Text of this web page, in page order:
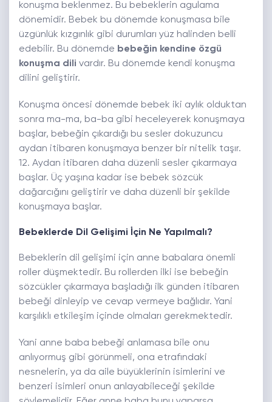
konuşma beklenmez. Bu bebeklerin agulama
dönemidir. Bebek bu dönemde konuşmasa bile
üzgünlük kızgınlık gibi durumları yüz halinden belli
edebilir. Bu dönemde bebeğin kendine özgü
konuşma dili vardır. Bu dönemde kendi konuşma
dilini geliştirir.
Konuşma öncesi dönemde bebek iki aylık olduktan
sonra ma-ma, ba-ba gibi heceleyerek konuşmaya
başlar, bebeğin çıkardığı bu sesler dokuzuncu
aydan itibaren konuşmaya benzer bir nitelik taşır.
12. Aydan itibaren daha düzenli sesler çıkarmaya
başlar. Üç yaşına kadar ise bebek sözcük
dağarcığını geliştirir ve daha düzenli bir şekilde
konuşmaya başlar.
Bebeklerde Dil Gelişimi İçin Ne Yapılmalı?
Bebeklerin dil gelişimi için anne babalara önemli
roller düşmektedir. Bu rollerden ilki ise bebeğin
sözcükler çıkarmaya başladığı ilk günden itibaren
bebeği dinleyip ve cevap vermeye bağlıdır. Yani
karşılıklı etkileşim içinde olmaları gerekmektedir.
Yani anne baba bebeği anlamasa bile onu
anlıyormuş gibi görünmeli, ona etrafındaki
nesnelerin, ya da aile büyüklerinin isimlerini ve
benzeri isimleri onun anlayabileceği şekilde